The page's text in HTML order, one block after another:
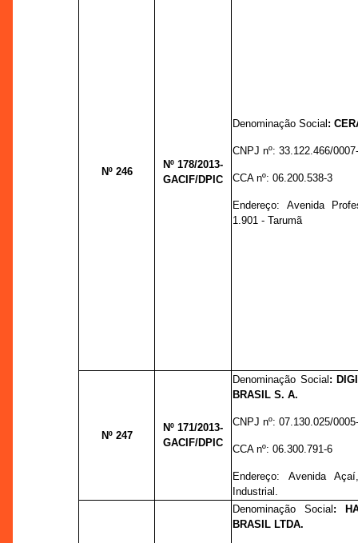
Nº 246
Nº 178/2013-
GACIF/DPIC
Denominação Social :
CNPJ nº:33.122.466/
CCA nº:06.200.538-3
Endereço: Avenida
1.901 - Tarumã
Nº 247
Nº 171/2013-
GACIF/DPIC
Denominação Social :
BRASIL S. A.
CNPJ nº:07.130.025/
CCA nº:06.300.791-6
Endereço: Avenida
Industrial.
Denominação Social :
BRASIL LTDA.